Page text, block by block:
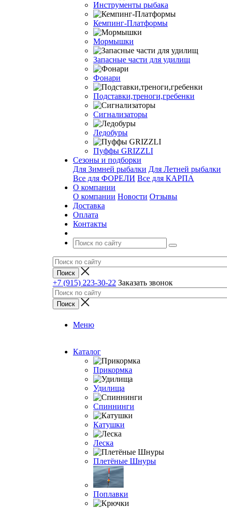
Инструменты рыбака
Кемпинг-Платформы
Мормышки
Запасные части для удилищ
Фонари
Подставки,треноги,гребенки
Сигнализаторы
Ледобуры
Пуффы GRIZZLI
Сезоны и подборки
Для Зимней рыбалки Для Летней рыбалки
Все для ФОРЕЛИ Все для КАРПА
О компании
О компании Новости Отзывы
Доставка
Оплата
Контакты
+7 (915) 223-30-22 Заказать звонок
Меню
Каталог
Прикормка
Удилища
Спиннинги
Катушки
Леска
Плетёные Шнуры
Поплавки